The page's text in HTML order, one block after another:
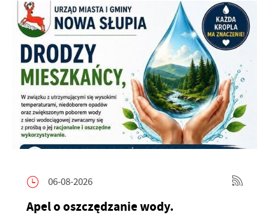
06-08-2026
Apel o oszczędzanie wody.